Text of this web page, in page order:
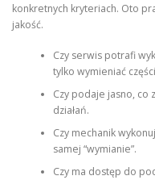
konkretnych kryteriach. Oto
jakość.
Czy serwis potrafi
tylko wymieniać
Czy podaje jasno, co
działań.
Czy mechanik
samej “wymianie”.
Czy ma dostęp do